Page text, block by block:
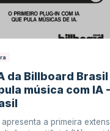
da Billboard Brasil
música com IA -
a primeira